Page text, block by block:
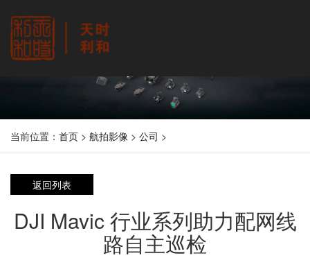
当前位置： 首页 > 航拍影像 > 公司 >
返回列表
DJI Mavic 行业系列助力配网线
路自主巡检